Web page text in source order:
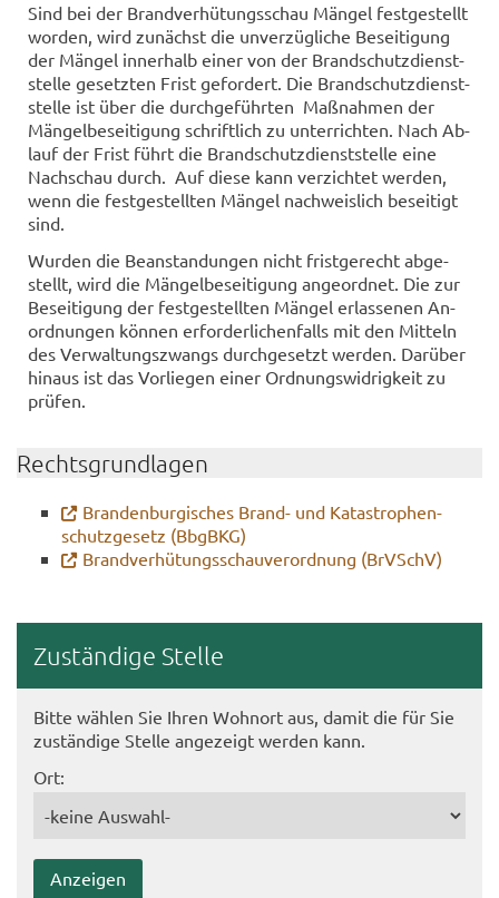
Sind bei der Brand­ver­hü­tungs­schau Män­gel fest­ge­stellt
wor­den, wird zu­nächst die un­ver­züg­li­che Be­sei­ti­gung
der Män­gel in­ner­halb einer von der Brand­schutz­dienst­
stel­le ge­setz­ten Frist ge­for­dert. Die Brand­schutz­dienst­
stel­le ist über die durch­ge­führ­ten Maß­nah­men der
Män­gel­be­sei­ti­gung schrift­lich zu un­ter­rich­ten. Nach Ab­
lauf der Frist führt die Brand­schutz­dienst­stel­le eine
Nach­schau durch. Auf diese kann ver­zich­tet wer­den,
wenn die fest­ge­stell­ten Män­gel nach­weis­lich be­sei­tigt
sind.
Wur­den die Be­an­stan­dun­gen nicht frist­ge­recht ab­ge­
stellt, wird die Män­gel­be­sei­ti­gung an­ge­ord­net. Die zur
Be­sei­ti­gung der fest­ge­stell­ten Män­gel er­las­se­nen An­
ord­nun­gen kön­nen er­for­der­li­chen­falls mit den Mit­teln
des Ver­wal­tungs­zwangs durch­ge­setzt wer­den. Dar­über
hin­aus ist das Vor­lie­gen einer Ord­nungs­wid­rig­keit zu
prü­fen.
Rechts­grund­la­gen
Bran­den­bur­gi­sches Brand-​ und Ka­ta­stro­phen­
schutz­ge­setz (BbgB­KG)
Brand­ver­hü­tungs­schau­ver­ord­nung (BrVSchV)
Zu­stän­di­ge Stel­le
Bitte wäh­len Sie Ihren Wohn­ort aus, damit die für Sie
zu­stän­di­ge Stel­le an­ge­zeigt wer­den kann.
Ort: